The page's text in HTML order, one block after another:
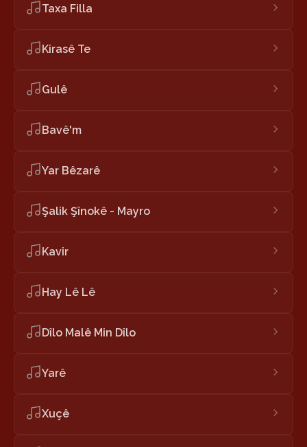
Taxa Filla
Kirasê Te
Gulê
Bavê'm
Yar Bêzarê
Şalik Şînokê - Mayro
Kavir
Hay Lê Lê
Dîlo Malê Min Dîlo
Yarê
Xuçê